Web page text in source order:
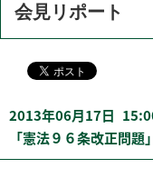
会見リポート
2013年06月17日
「憲法９６条改正問